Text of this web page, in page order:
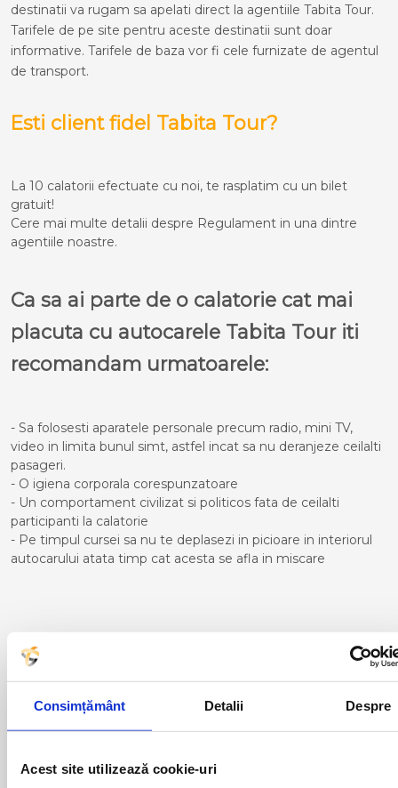
Consimțământ Detalii Despre
Acest site utilizează cookie-uri
destinatii va rugam sa apelati direct la agentiile Tabita Tour.
Tarifele de pe site pentru aceste destinatii sunt doar
informative. Tarifele de baza vor fi cele furnizate de agentul
de transport.
Esti client fidel Tabita Tour?
La 10 calatorii efectuate cu noi, te rasplatim cu un bilet
gratuit!
Cere mai multe detalii despre Regulament in una dintre
agentiile noastre.
Ca sa ai parte de o calatorie cat mai
placuta cu autocarele Tabita Tour iti
recomandam urmatoarele:
- Sa folosesti aparatele personale precum radio, mini TV,
video in limita bunul simt, astfel incat sa nu deranjeze ceilalti
pasageri.
- O igiena corporala corespunzatoare
- Un comportament civilizat si politicos fata de ceilalti
participanti la calatorie
- Pe timpul cursei sa nu te deplasezi in picioare in interiorul
autocarului atata timp cat acesta se afla in miscare
Curse din Romania catre ELCHE:
AIUD
ALBA IULIA
ALEXANDRIA
MEDGIDIA
MEDIAS
MOINESTI